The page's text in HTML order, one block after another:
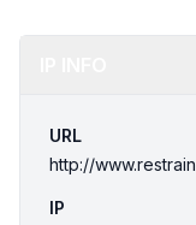
URL
http://
IP